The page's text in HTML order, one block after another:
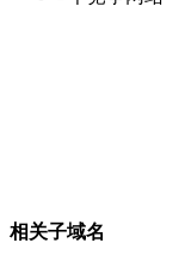
相关子域名